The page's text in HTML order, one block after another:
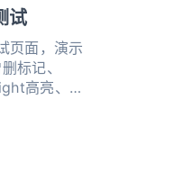
试
页面，演示
标记、
高亮、
焦和